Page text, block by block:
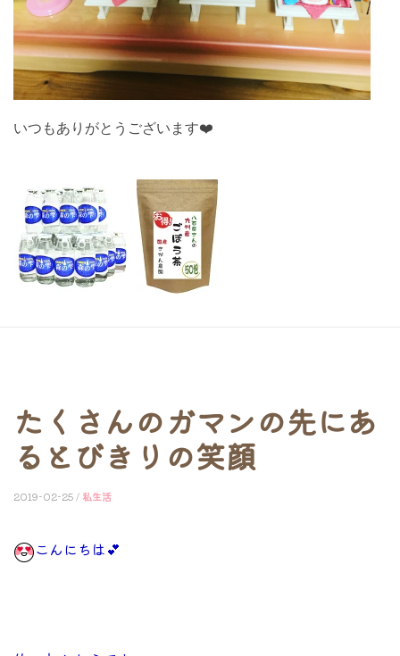
いつもありがとうございます❤️
たくさんのガマンの先にあ
るとびきりの笑顔
2019-02-25 / 私生活
こんにちは💕